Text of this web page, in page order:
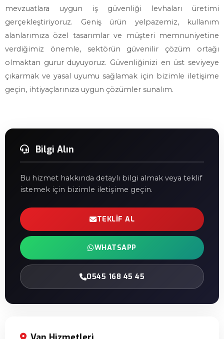
mevzuatlara uygun iş güvenliği levhaları üretimi
gerçekleştiriyoruz. Geniş ürün yelpazemiz, kullanım
alanlarımıza özel tasarımlar ve müşteri memnuniyetine
verdiğimiz önemle, sektörün güvenilir çözüm ortağı
olmaktan gurur duyuyoruz. Güvenliğinizi en üst seviyeye
çıkarmak ve yasal uyumu sağlamak için bizimle iletişime
geçin, ihtiyaçlarınıza uygun çözümler sunalım.
Bilgi Alın
Bu hizmet hakkında detaylı bilgi almak veya teklif
istemek için bizimle iletişime geçin.
TEKLIF AL
WHATSAPP
0545 168 45 45